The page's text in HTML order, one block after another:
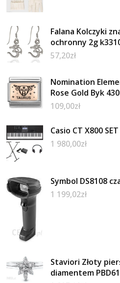
Falana Kolczyki
ochronny 2g
57,20zł
Nomination
Rose Gold Byk
109,00zł
Casio CT X800 SET
1 980,00zł
Symbol DS8108
1 199,02zł
Staviori Złoty
diamentem